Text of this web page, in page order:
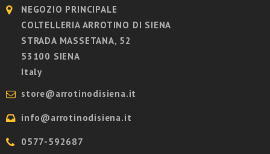
NEGOZIO PRINCIPALE
COLTELLERIA ARROTINO DI SIENA
STRADA MASSETANA, 52
53100 SIENA
Italy
store@arrotinodisiena.it
info@arrotinodisiena.it
0577-592687